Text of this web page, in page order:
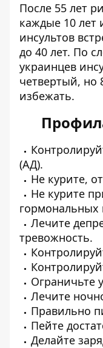
После 55 лет
каждые 10 лет
инсультов
до 40 лет. По
украинцев
четвертый, но
избежать.
(АД).
Не курите,
Не курите
гормональных
Лечите
тревожность.
Ограничьте
Лечите
Правильно
Пейте
Делайте